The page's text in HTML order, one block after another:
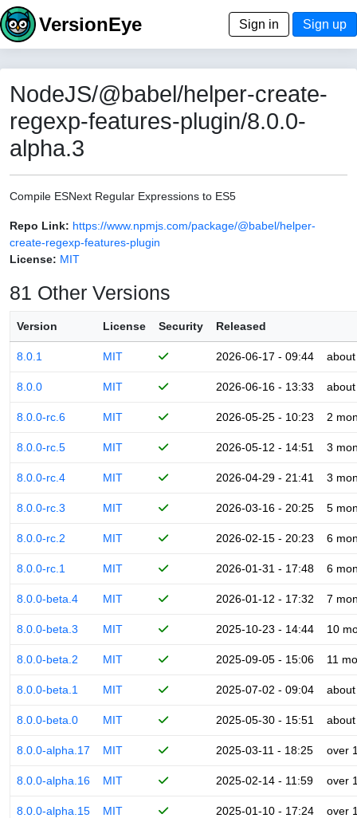
VersionEye Sign in Sign up
NodeJS/@babel/helper-create-
regexp-features-plugin/8.0.0-
alpha.3
Compile ESNext Regular Expressions to ES5
Repo Link: https://www.npmjs.com/package/@babel/helper-
create-regexp-features-plugin
License: MIT
81 Other Versions
Version License Security Released
8.0.1 MIT 2026-06-17 - 09:44
8.0.0 MIT 2026-06-16 - 13:33
8.0.0-rc.6 MIT 2026-05-25 - 10:23 2
8.0.0-rc.5 MIT 2026-05-12 - 14:51 3
8.0.0-rc.4 MIT 2026-04-29 - 21:41 3
8.0.0-rc.3 MIT 2026-03-16 - 20:25 5
8.0.0-rc.2 MIT 2026-02-15 - 20:23 6
8.0.0-rc.1 MIT 2026-01-31 - 17:48 6
8.0.0-beta.4 MIT 2026-01-12 - 17:32 7
8.0.0-beta.3 MIT 2025-10-23 - 14:44 10
8.0.0-beta.2 MIT 2025-09-05 - 15:06 11
8.0.0-beta.1 MIT 2025-07-02 - 09:04
8.0.0-beta.0 MIT 2025-05-30 - 15:51
8.0.0-alpha.17 MIT 2025-03-11 - 18:25 over
8.0.0-alpha.16 MIT 2025-02-14 - 11:59 over
8.0.0-alpha.15 MIT 2025-01-10 - 17:24 over